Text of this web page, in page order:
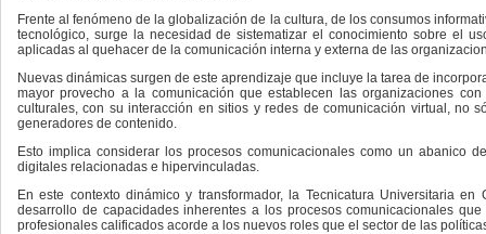
Frente al fenómeno de la globalización de la cultura, de los consumos
tecnológico, surge la necesidad de sistematizar el conocimiento sobre el
aplicadas al quehacer de la comunicación interna y externa de las
Nuevas dinámicas surgen de este aprendizaje que incluye la tarea de
mayor provecho a la comunicación que establecen las organizaciones
culturales, con su interacción en sitios y redes de comunicación virtual, no
generadores de contenido.
Esto implica considerar los procesos comunicacionales como un abanico
digitales relacionadas e hipervinculadas.
En este contexto dinámico y transformador, la Tecnicatura Universitaria
desarrollo de capacidades inherentes a los procesos comunicacionales
profesionales calificados acorde a los nuevos roles que el sector de las